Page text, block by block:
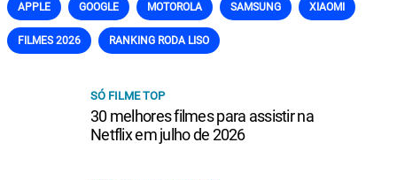
APPLE GOOGLE MOTOROLA SAMSUNG XIAOMI
FILMES 2026 RANKING RODA LISO
SÓ FILME TOP
30 melhores filmes para assistir na
Netflix em julho de 2026